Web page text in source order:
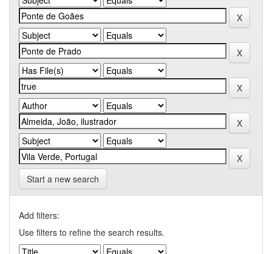
Start a new search
Add filters:
Use filters to refine the search results.